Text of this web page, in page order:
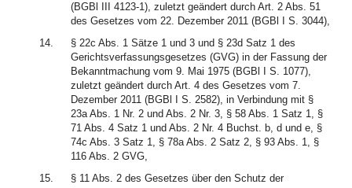
(BGBl III 4123-1), zuletzt geändert durch Art. 2 Abs. 51
des Gesetzes vom 22. Dezember 2011 (BGBl I S. 3044),
14.
§ 22c Abs. 1 Sätze 1 und 3 und § 23d Satz 1 des
Gerichtsverfassungsgesetzes (GVG) in der Fassung der
Bekanntmachung vom 9. Mai 1975 (BGBl I S. 1077),
zuletzt geändert durch Art. 4 des Gesetzes vom 7.
Dezember 2011 (BGBl I S. 2582), in Verbindung mit §
23a Abs. 1 Nr. 2 und Abs. 2 Nr. 3, § 58 Abs. 1 Satz 1, §
71 Abs. 4 Satz 1 und Abs. 2 Nr. 4 Buchst. b, d und e, §
74c Abs. 3 Satz 1, § 78a Abs. 2 Satz 2, § 93 Abs. 1, §
116 Abs. 2 GVG,
15.
§ 11 Abs. 2 des Gesetzes über den Schutz der